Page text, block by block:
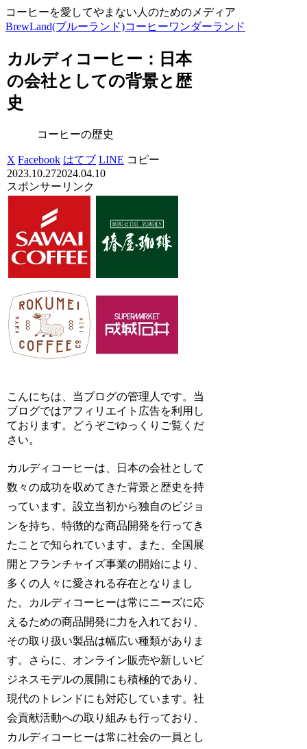
コーヒーを愛してやまない人のためのメディア
BrewLand(ブルーランド)コーヒーワンダーランド
カルディコーヒー：日本
の会社としての背景と歴
史
コーヒーの歴史
X Facebook はてブ LINE コピー
2023.10.272024.04.10
スポンサーリンク
こんにちは、当ブログの管理人です。当
ブログではアフィリエイト広告を利用し
ております。どうぞごゆっくりご覧くだ
さい。
カルディコーヒーは、日本の会社として
数々の成功を収めてきた背景と歴史を持
っています。設立当初から独自のビジョ
ンを持ち、特徴的な商品開発を行ってき
たことで知られています。また、全国展
開とフランチャイズ事業の開始により、
多くの人々に愛される存在となりまし
た。カルディコーヒーは常にニーズに応
えるための商品開発に力を入れており、
その取り扱い製品は幅広い種類がありま
す。さらに、オンライン販売や新しいビ
ジネスモデルの展開にも積極的であり、
現代のトレンドにも対応しています。社
会貢献活動への取り組みも行っており、
カルディコーヒーは常に社会の一員とし